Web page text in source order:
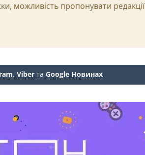
можливість пропонувати редакції
, Viber та Google Новинах